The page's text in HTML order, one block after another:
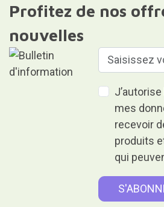
Profitez de nos
nouvelles
mes
recevoir
produits
qui